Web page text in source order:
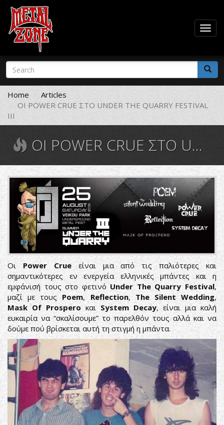
Skip
main
content
Search
form
Search
Home
Articles
ΟΙ POWER CRUE ΣΤΟ UNDER THE QUARRY FESTIVAL
III
ΟΙ POWER CRUE ΣΤΟ UNDER THE QUARRY FESTIVAL III
Οι Power Crueείναι μια από τις παλιότερες και
σημαντικότερες εν ενεργεία ελληνικές μπάντες και η
εμφάνισή τους στο φετινόUnder The Quarry Festival,
μαζί με τουςPoem,Reflection,The Silent Wedding,
Mask Of ProsperoκαιSystem Decay, είναι μια καλή
ευκαιρία να “σκαλίσουμε” το παρελθόν τους αλλά και να
δούμε πού βρίσκεται αυτή τη στιγμή η μπάντα.